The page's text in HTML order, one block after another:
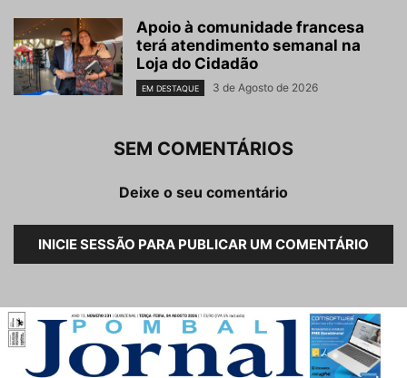
Apoio à comunidade francesa
terá atendimento semanal na
Loja do Cidadão
EM DESTAQUE 3 de Agosto de 2026
SEM COMENTÁRIOS
Deixe o seu comentário
INICIE SESSÃO PARA PUBLICAR UM COMENTÁRIO